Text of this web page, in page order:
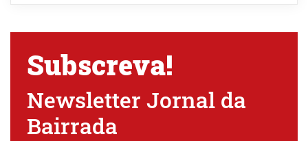
Subscreva!
Newsletter Jornal da
Bairrada